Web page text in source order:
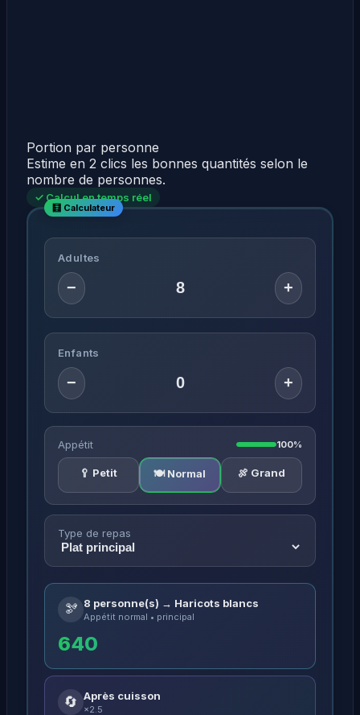
Portion par personne
Estime en 2 clics les bonnes quantités selon le
nombre de personnes.
✓ Calcul en temps réel
Adultes
− +
Enfants
− +
Appétit 100%
🥄 Petit 🍽️ Normal 🍖 Grand
Type de repas
🫘 8 personne(s) → Haricots blancs
Appétit normal • principal
640
🔄 Après cuisson
×2.5